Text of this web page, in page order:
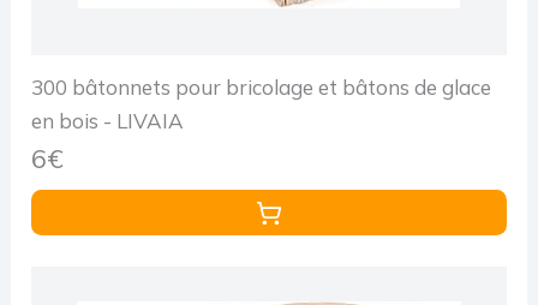
300 bâtonnets pour bricolage et bâtons de glace
en bois - LIVAIA
6€